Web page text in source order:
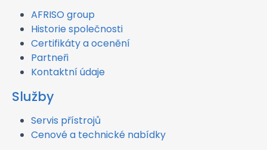
AFRISO group
Historie společnosti
Certifikáty a ocenění
Partneři
Kontaktní údaje
Služby
Servis přístrojů
Cenové a technické nabídky